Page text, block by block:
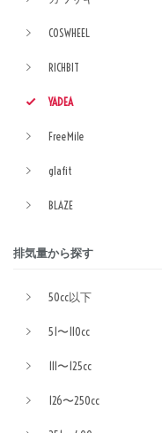
COSWHEEL
RICHBIT
YADEA
FreeMile
glafit
BLAZE
排気量から探す
50cc以下
51〜110cc
111〜125cc
126〜250cc